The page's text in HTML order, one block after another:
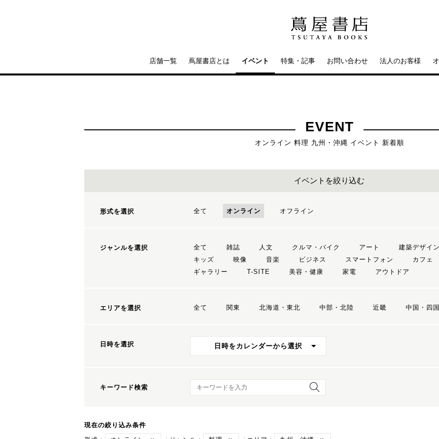
店舗一覧 蔦屋書店とは イベント 特集・記事 お問い合わせ 法人のお客様
EVENT
オンライン 料理 九州・沖縄 イベント 新着順
イベントを絞り込む
形式を選択 全て オンライン オフライン
ジャンルを選択 全て 雑誌 人文 クルマ・バイク アート 建築デザイン
キッズ
映像 音楽 ビジネス スマートフォン カフェ
ギャラリー
T-SITE 美容・健康 家電 アウトドア
エリアを選択 全て 関東 北海道・東北 中部・北陸 近畿 中国・四国
日時を選択 日時をカレンダーから選択
キーワード検索 キーワード検索
現在の絞り込み条件